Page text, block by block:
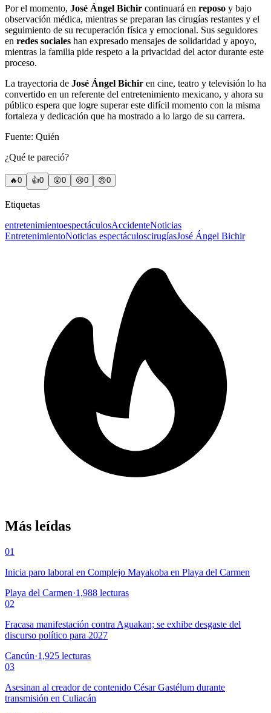
Por el momento, José Ángel Bichir continuará en reposo y bajo
observación médica, mientras se preparan las cirugías restantes y el
seguimiento de su recuperación física y emocional. Sus seguidores
en redes sociales han expresado mensajes de solidaridad y apoyo,
mientras la familia pide respeto a la privacidad del actor durante este
proceso.
La trayectoria de José Ángel Bichir en cine, teatro y televisión lo ha
convertido en un referente del entretenimiento mexicano, y ahora su
público espera que logre superar este difícil momento con la misma
fortaleza y dedicación que ha mostrado a lo largo de su carrera.
Fuente: Quién
¿Qué te pareció?
🔥0 👍0 😲0 😢0 😠0
Etiquetas
entretenimientoespectáculosAccidenteNoticias
EntretenimientoNoticias espectáculoscirugíasJosé Ángel Bichir
Más leídas
01
Inicia paro laboral en Complejo Mayakoba en Playa del Carmen
Playa del Carmen·1,988 lecturas
02
Fracasa manifestación contra Aguakan; se exhibe desgaste del
discurso político para 2027
Cancún·1,925 lecturas
03
Asesinan al creador de contenido César Gastélum durante
transmisión en Culiacán